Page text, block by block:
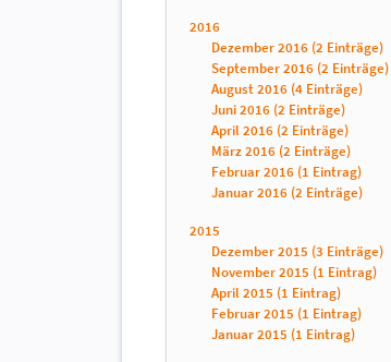
2016
Dezember 2016 (2 Einträge)
September 2016 (2 Einträge)
August 2016 (4 Einträge)
Juni 2016 (2 Einträge)
April 2016 (2 Einträge)
März 2016 (2 Einträge)
Februar 2016 (1 Eintrag)
Januar 2016 (2 Einträge)
2015
Dezember 2015 (3 Einträge)
November 2015 (1 Eintrag)
April 2015 (1 Eintrag)
Februar 2015 (1 Eintrag)
Januar 2015 (1 Eintrag)